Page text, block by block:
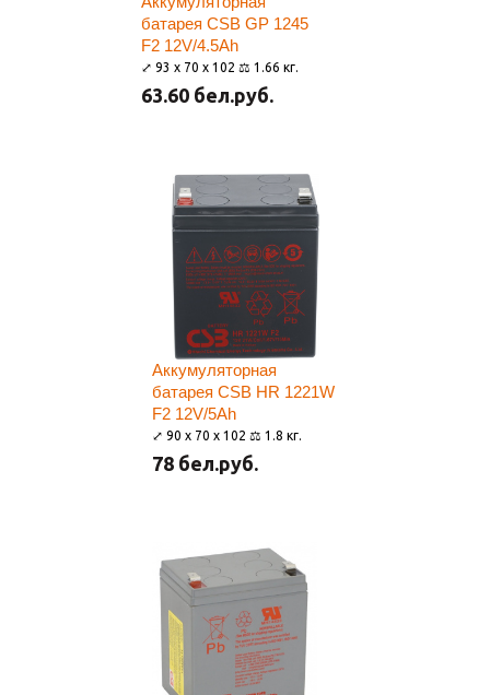
батарея CSB GP 1245
F2 12V/4.5Ah
⤢ 93 x 70 x 102 ⚖ 1.66 кг.
63.60 бел.руб.
Аккумуляторная
батарея CSB HR 1221W
F2 12V/5Ah
⤢ 90 x 70 x 102 ⚖ 1.8 кг.
78 бел.руб.